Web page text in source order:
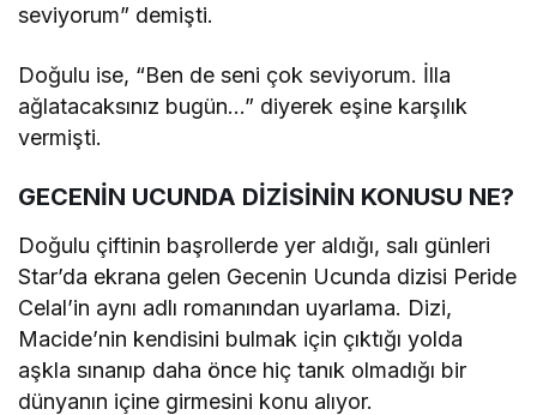
seviyorum” demişti.
Doğulu ise, “Ben de seni çok seviyorum. İlla
ağlatacaksınız bugün…” diyerek eşine karşılık
vermişti.
GECENİN UCUNDA DİZİSİNİN KONUSU NE?
Doğulu çiftinin başrollerde yer aldığı, salı günleri
Star’da ekrana gelen Gecenin Ucunda dizisi Peride
Celal’in aynı adlı romanından uyarlama. Dizi,
Macide’nin kendisini bulmak için çıktığı yolda
aşkla sınanıp daha önce hiç tanık olmadığı bir
dünyanın içine girmesini konu alıyor.